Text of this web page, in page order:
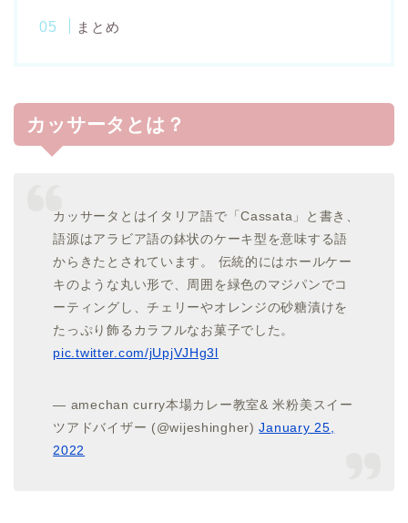
まとめ
カッサータとは？
カッサータとはイタリア語で「Cassata」と書き、
語源はアラビア語の鉢状のケーキ型を意味する語
からきたとされています。 伝統的にはホールケー
キのような丸い形で、周囲を緑色のマジパンでコ
ーティングし、チェリーやオレンジの砂糖漬けを
たっぷり飾るカラフルなお菓子でした。
pic.twitter.com/jUpjVJHg3l
— amechan curry本場カレー教室& 米粉美スイー
ツアドバイザー (@wijeshingher)January 25,
2022